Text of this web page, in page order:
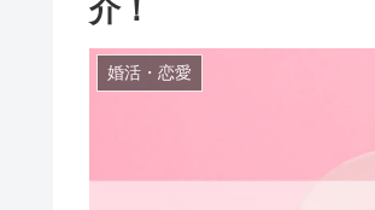
介！
婚活・恋愛